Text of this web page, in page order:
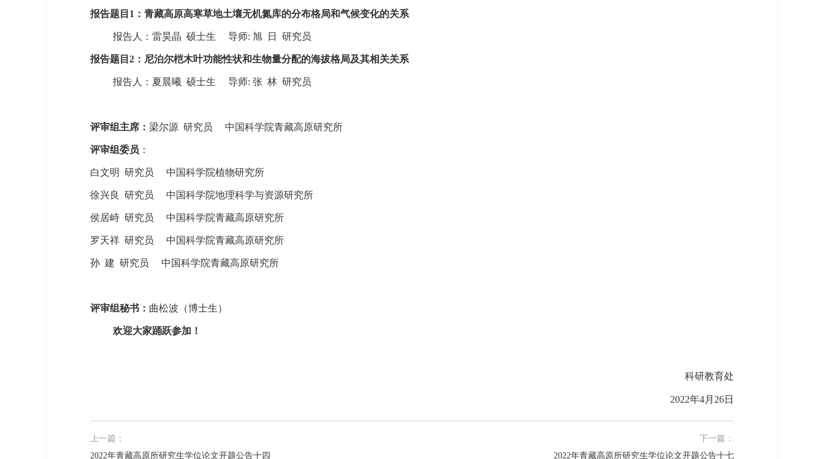
报告题目 1 ：青藏高原高寒草地土壤无机氮库的分布格局和气候变化的关系
报告人：雷昊晶 硕士生 导师: 旭 日 研究员
报告题目 2 ：尼泊尔桤木叶功能性状和生物量分配的海拔格局及其相关关系
报告人：夏晨曦 硕士生 导师:张 林 研究员
评审组主席： 梁尔源 研究员 中国科学院青藏高原研究所
评审组委员 ：
白文明 研究员 中国科学院植物研究所
徐兴良 研究员 中国科学院地理科学与资源研究所
侯居峙 研究员 中国科学院青藏高原研究所
罗天祥 研究员 中国科学院青藏高原研究所
孙 建 研究员 中国科学院青藏高原研究所
评审组秘书： 曲松波（博士生）
欢迎大家踊跃参加！
科研教育处
2022年4月 26日
上一篇：
2022年青藏高原所研究生学位论文开题公告十四
下一篇：
2022年青藏高原所研究生学位论文开题公告十七